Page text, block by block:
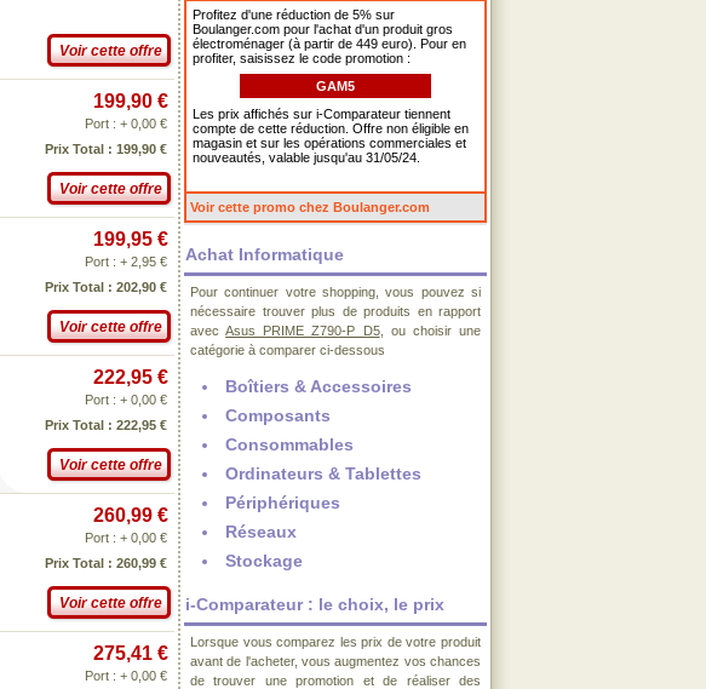
Voir cette offre
199,90 €
Port : + 0,00 €
Prix Total : 199,90 €
Voir cette offre
199,95 €
Port : + 2,95 €
Prix Total : 202,90 €
Voir cette offre
222,95 €
Port : + 0,00 €
Prix Total : 222,95 €
Voir cette offre
260,99 €
Port : + 0,00 €
Prix Total : 260,99 €
Voir cette offre
275,41 €
Port : + 0,00 €
Profitez d'une réduction de 5% sur
Boulanger.com pour l'achat d'un produit gros
électroménager (à partir de 449 euro). Pour en
profiter, saisissez le code promotion :
GAM5
Les prix affichés sur i-Comparateur tiennent
compte de cette réduction. Offre non éligible en
magasin et sur les opérations commerciales et
nouveautés, valable jusqu'au 31/05/24.
Voir cette promo chez Boulanger.com
Achat Informatique
Pour continuer votre shopping, vous pouvez si
nécessaire trouver plus de produits en rapport
avecAsus PRIME Z790-P D5, ou choisir une
catégorie à comparer ci-dessous
Boîtiers & Accessoires
Composants
Consommables
Ordinateurs & Tablettes
Périphériques
Réseaux
Stockage
i-Comparateur : le choix, le prix
Lorsque vous comparez les prix de votre produit
avant de l'acheter, vous augmentez vos chances
de trouver une promotion et de réaliser des